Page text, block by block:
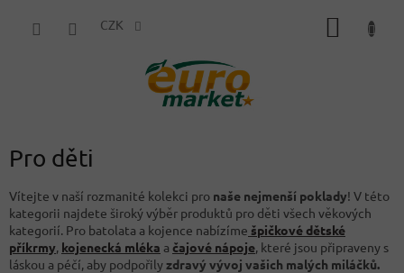
CZK
Pro děti
Vítejte v naší rozmanité kolekci pro naše nejmenší poklady! V této
kategorii najdete široký výběr produktů pro děti všech věkových
kategorií. Pro batolata a kojence nabízíme špičkové dětské
příkrmy, kojenecká mléka a čajové nápoje, které jsou připraveny s
láskou a péčí, aby podpořilyzdravý vývoj vašich malých miláčků.